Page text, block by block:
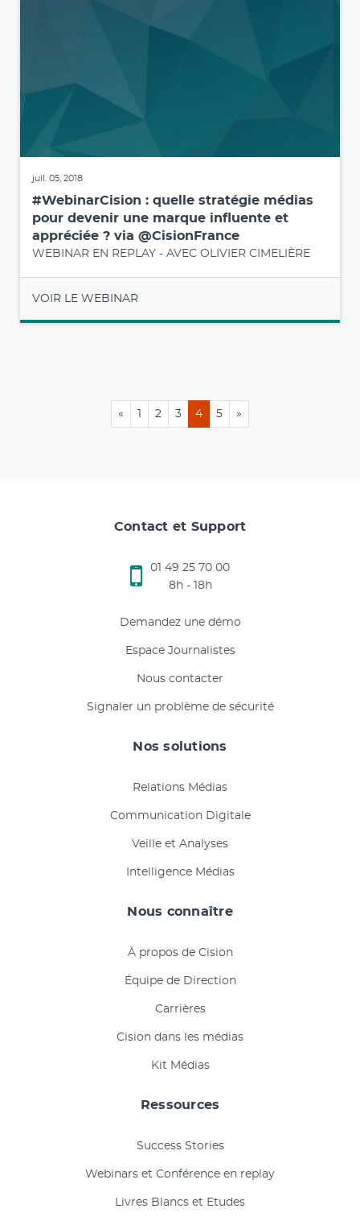
juil. 05, 2018
#WebinarCision : quelle stratégie médias
pour devenir une marque influente et
appréciée ? via @CisionFrance
WEBINAR EN REPLAY - AVEC OLIVIER CIMELIÈRE
VOIR LE WEBINAR
« 1 2 3 4 5 »
Contact et Support
01 49 25 70 00
8h - 18h
Demandez une démo
Espace Journalistes
Nous contacter
Signaler un problème de sécurité
Nos solutions
Relations Médias
Communication Digitale
Veille et Analyses
Intelligence Médias
Nous connaître
À propos de Cision
Équipe de Direction
Carrières
Cision dans les médias
Kit Médias
Ressources
Success Stories
Webinars et Conférence en replay
Livres Blancs et Etudes